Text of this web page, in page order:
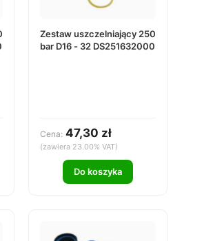
Zestaw uszczelniający 250
bar D16 - 32 DS251632000
Cena: 47,30 zł
(zawiera 23.00% VAT)
Do koszyka